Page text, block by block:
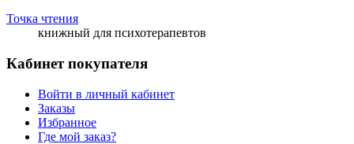
Точка чтения
книжный для психотерапевтов
Кабинет покупателя
Войти в личный кабинет
Заказы
Избранное
Где мой заказ?